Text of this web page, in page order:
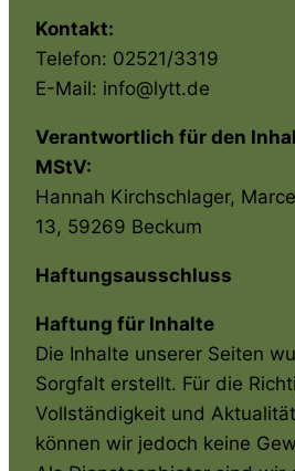
Kontakt:
Telefon: 02521/3319
E-Mail: info@lytt.de
Verantwortlich für den
MStV:
Hannah Kirchschlager,
13, 59269 Beckum
Haftungsausschluss
Haftung für Inhalte
Die Inhalte unserer Seiten
Sorgfalt erstellt. Für die
Vollständigkeit und
können wir jedoch keine